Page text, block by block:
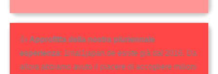
👍 Approfitta della nostra pluriennale
esperienza: 1mal1japan.de esiste già dal 2016. Da
allora abbiamo avuto il piacere di accogliere milioni